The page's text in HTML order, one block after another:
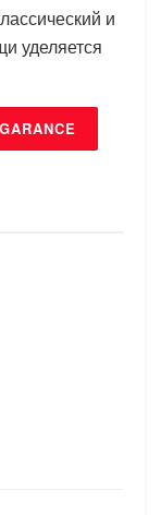
и
уделяется